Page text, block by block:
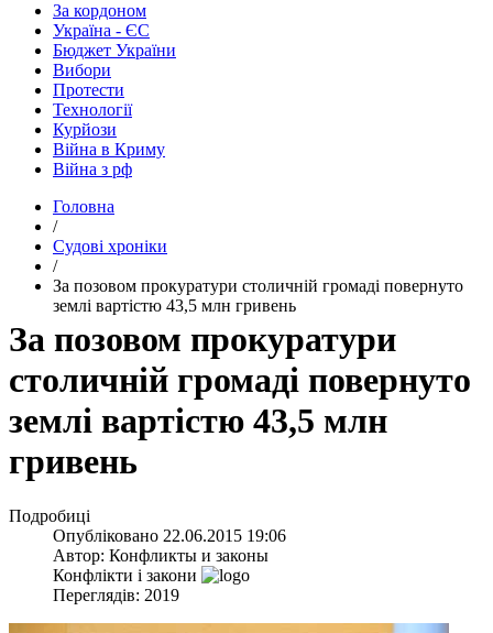
За кордоном
Україна - ЄС
Бюджет України
Вибори
Протести
Технології
Курйози
Війна в Криму
Війна з рф
Головна
/
Судові хроніки
/
За позовом прокуратури столичній громаді повернуто
землі вартістю 43,5 млн гривень
За позовом прокуратури
столичній громаді повернуто
землі вартістю 43,5 млн
гривень
Подробиці
Опубліковано 22.06.2015 19:06
Автор: Конфликты и законы
Конфлікти і закони
Переглядів: 2019